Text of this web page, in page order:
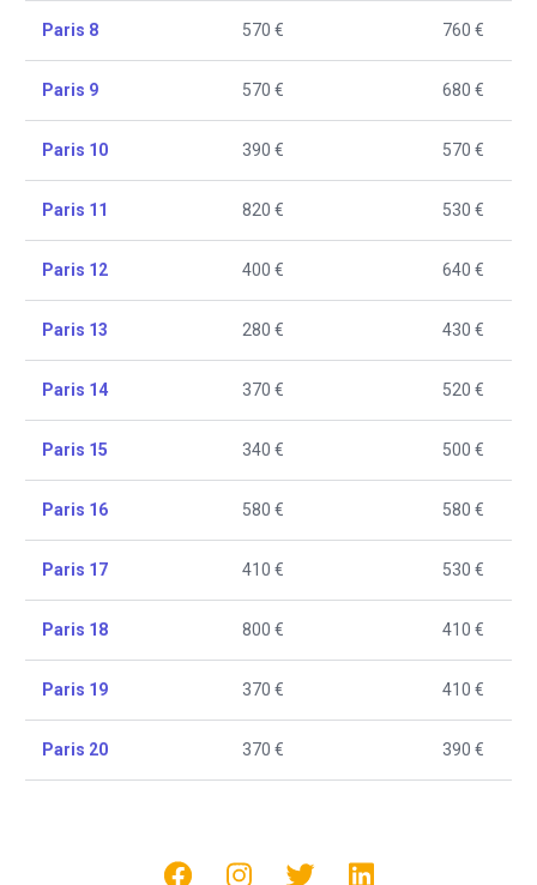
Paris 8 570 € 760 €
Paris 9 570 € 680 €
Paris 10 390 € 570 €
Paris 11 820 € 530 €
Paris 12 400 € 640 €
Paris 13 280 € 430 €
Paris 14 370 € 520 €
Paris 15 340 € 500 €
Paris 16 580 € 580 €
Paris 17 410 € 530 €
Paris 18 800 € 410 €
Paris 19 370 € 410 €
Paris 20 370 € 390 €